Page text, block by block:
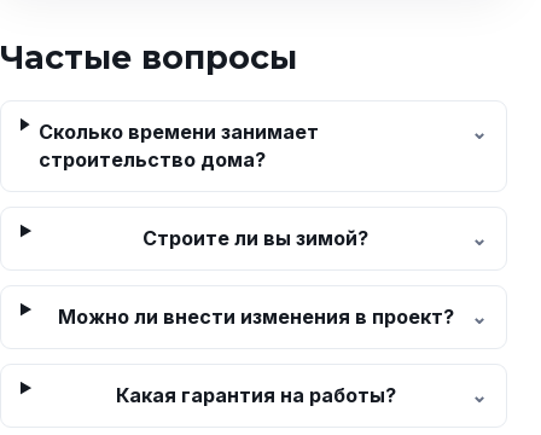
Частые вопросы
Сколько времени занимает
строительство дома?
Строите ли вы зимой?
Можно ли внести изменения в проект?
Какая гарантия на работы?